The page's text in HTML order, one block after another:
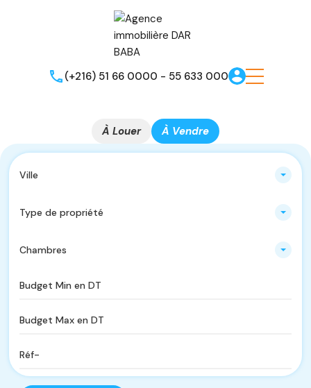
(+216) 51 66 0000 - 55 633 000
À Louer À Vendre
Ville
Type de propriété
Chambres